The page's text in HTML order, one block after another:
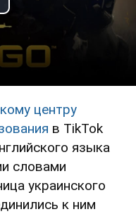
Video
центру
в TikTok
языка
словами
украинского
к ним